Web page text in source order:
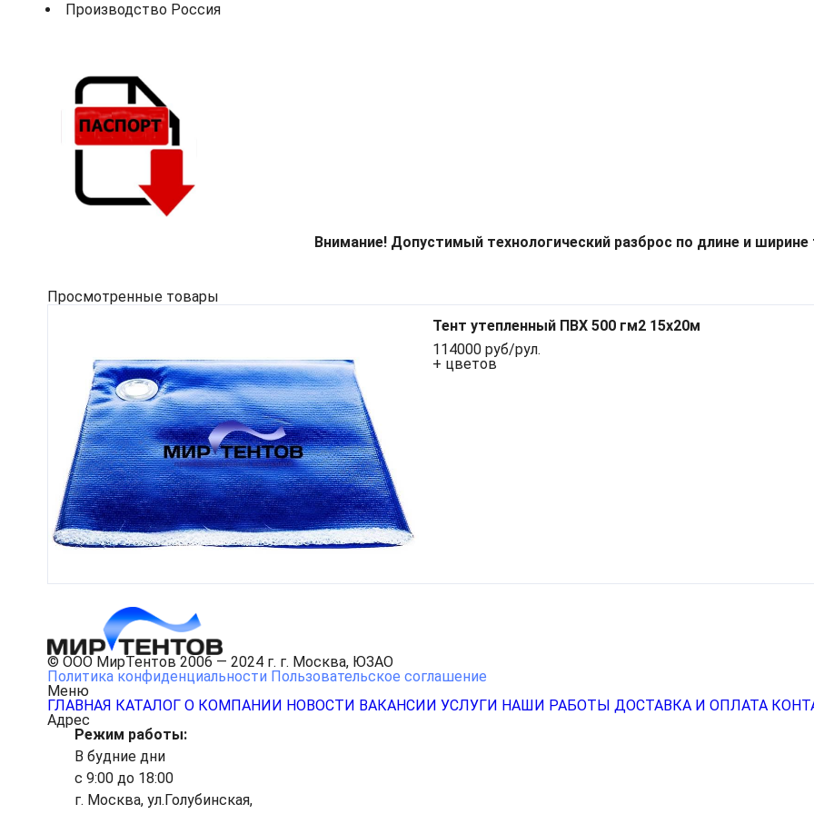
Производство Россия
Внимание! Допустимый технологический разброс по длине и ширине
Просмотренные товары
Тент утепленный ПВХ 500 гм2 15х20м
114000 руб/рул.
+ цветов
© ООО МирТентов 2006 — 2024 г. г. Москва, ЮЗАО
Политика конфиденциальности Пользовательское соглашение
Меню
ГЛАВНАЯ КАТАЛОГ О КОМПАНИИ НОВОСТИ ВАКАНСИИ УСЛУГИ НАШИ РАБОТЫ ДОСТАВКА И ОПЛАТА
Адрес
Режим работы:
В будние дни
с 9:00 до 18:00
г. Москва, ул.Голубинская,